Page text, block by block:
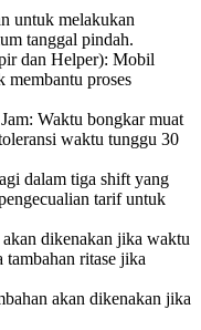
untuk melakukan
tanggal pindah.
dan Helper): Mobil
membantu proses
Waktu bongkar muat
waktu tunggu 30
dalam tiga shift yang
tarif untuk
dikenakan jika waktu
ritase jika
akan dikenakan jika